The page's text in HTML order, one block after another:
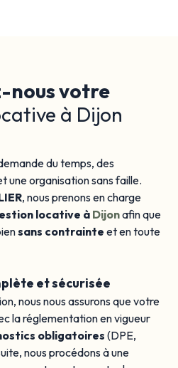
nous votre
à Dijon
du temps, des
une organisation sans faille.
, nous prenons en charge
locative à Dijonafin que
sans contrainte et en toute
et sécurisée
nous nous assurons que votre
la réglementation en vigueur
obligatoires (DPE,
nous procédons à une